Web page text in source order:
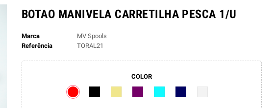
BOTAO MANIVELA CARRETILHA PESCA 1/U
Marca
MV Spools
Referência
TORAL21
COLOR